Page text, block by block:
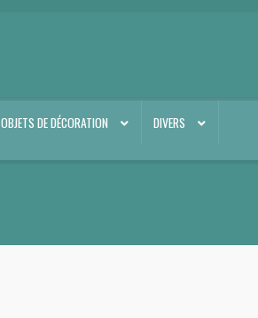
OBJETS DE DÉCORATION DIVERS